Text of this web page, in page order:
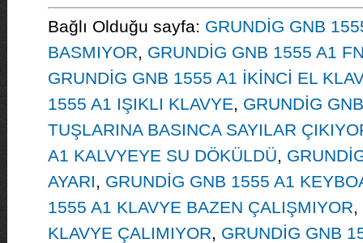
Bağlı Olduğu sayfa: GRUNDİG GNB
BASMIYOR, GRUNDİG GNB 1555 A1
GRUNDİG GNB 1555 A1 İKİNCİ EL
1555 A1 IŞIKLI KLAVYE, GRUNDİG
TUŞLARINA BASINCA SAYILAR
A1 KALVYEYE SU DÖKÜLDÜ,
AYARI, GRUNDİG GNB 1555 A1
1555 A1 KLAVYE BAZEN ÇALIŞMIYOR,
KLAVYE ÇALIMIYOR, GRUNDİG GNB